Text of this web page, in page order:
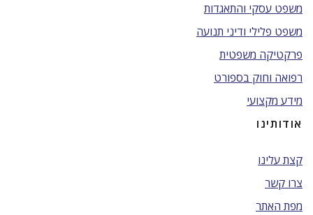
משפט עסקי והתאגדות
משפט פלילי ודיני תנועה
פרקטיקה משפטית
רפואה וחוק בספורט
מידע מקצועי
אודותינו
קצת עלינו
צרו קשר
מפת האתר